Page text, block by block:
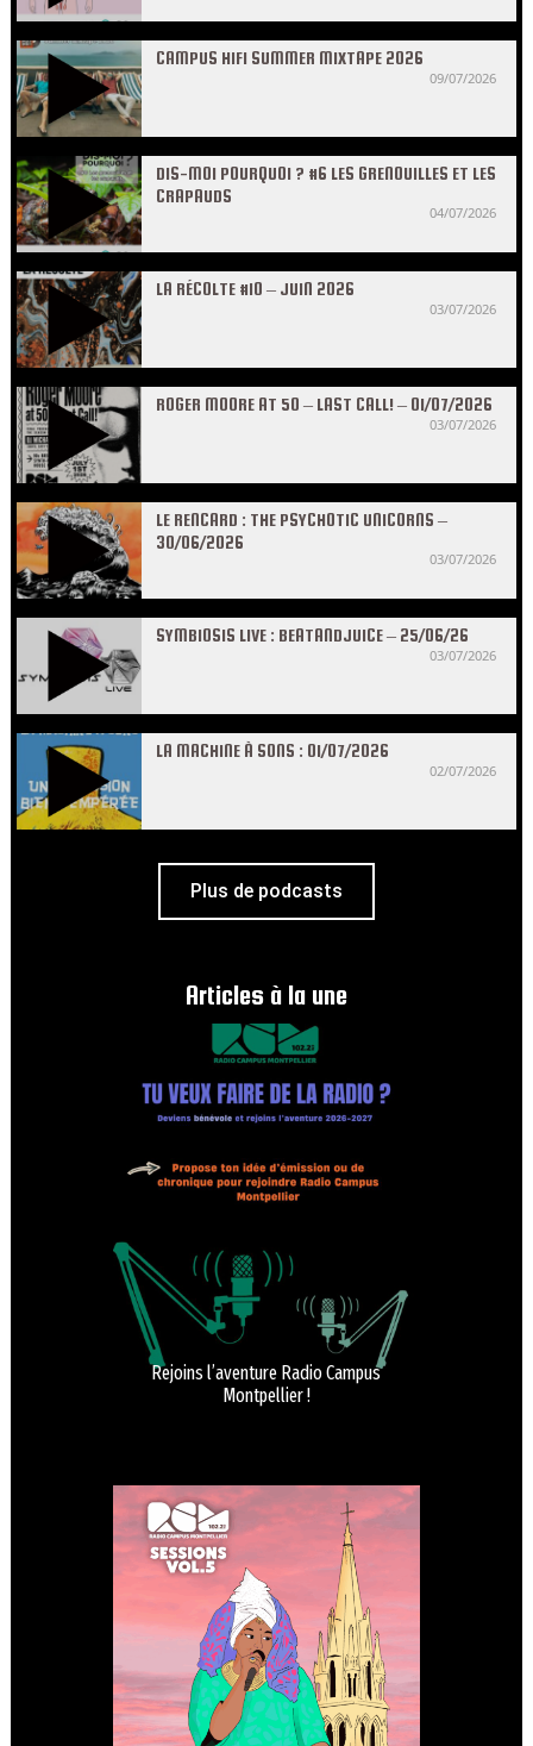
CAMPUS HIFI SUMMER MIXTAPE 2026
09/07/2026
DIS-MOI POURQUOI ? #6 LES GRENOUILLES ET LES
CRAPAUDS
04/07/2026
LA RÉCOLTE #10 – JUIN 2026
03/07/2026
ROGER MOORE AT 50 – LAST CALL! – 01/07/2026
03/07/2026
LE RENCARD : THE PSYCHOTIC UNICORNS –
30/06/2026
03/07/2026
SYMBIOSIS LIVE : BEATANDJUICE – 25/06/26
03/07/2026
LA MACHINE À SONS : 01/07/2026
02/07/2026
Plus de podcasts
Articles à la une
Rejoins l’aventure Radio Campus
Montpellier !